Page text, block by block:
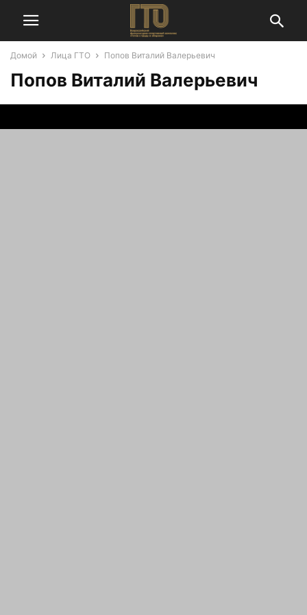
Домой Лица ГТО Попов Виталий Валерьевич
Попов Виталий Валерьевич